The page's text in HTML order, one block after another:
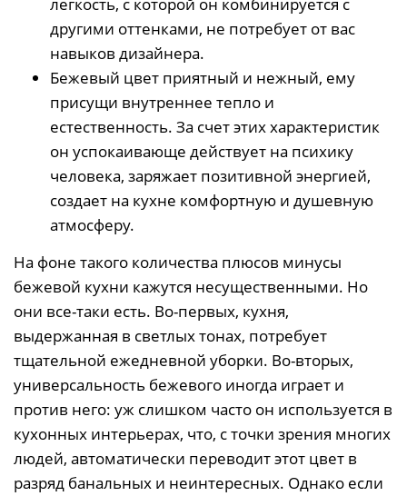
другими оттенками, не потребует от вас
навыков дизайнера.
Бежевый цвет приятный и нежный, ему
присущи внутреннее тепло и
естественность. За счет этих характеристик
он успокаивающе действует на психику
человека, заряжает позитивной энергией,
создает на кухне комфортную и душевную
атмосферу.
На фоне такого количества плюсов минусы
бежевой кухни кажутся несущественными. Но
они все-таки есть. Во-первых, кухня,
выдержанная в светлых тонах, потребует
тщательной ежедневной уборки. Во-вторых,
универсальность бежевого иногда играет и
против него: уж слишком часто он используется в
кухонных интерьерах, что, с точки зрения многих
людей, автоматически переводит этот цвет в
разряд банальных и неинтересных. Однако если